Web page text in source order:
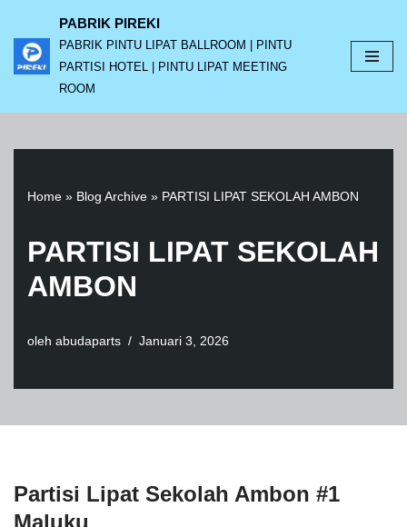
Lompat
ke
PABRIK PIREKI
PABRIK PINTU LIPAT BALLROOM | PINTU
PARTISI HOTEL | PINTU LIPAT MEETING
ROOM
Home » Blog Archive » PARTISI LIPAT SEKOLAH AMBON
PARTISI LIPAT SEKOLAH
AMBON
oleh abudaparts Januari 3, 2026
Partisi Lipat Sekolah Ambon #1
Maluku